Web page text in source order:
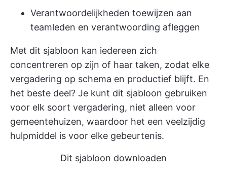
Verantwoordelijkheden toewijzen aan
teamleden en verantwoording afleggen
Met dit sjabloon kan iedereen zich
concentreren op zijn of haar taken, zodat elke
vergadering op schema en productief blijft. En
het beste deel? Je kunt dit sjabloon gebruiken
voor elk soort vergadering, niet alleen voor
gemeentehuizen, waardoor het een veelzijdig
hulpmiddel is voor elke gebeurtenis.
Dit sjabloon downloaden